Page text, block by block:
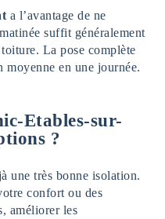
a l’avantage de ne
suffit généralement
La pose complète
moyenne en une journée.
Etables-sur-
?
une très bonne isolation.
confort ou des
améliorer les